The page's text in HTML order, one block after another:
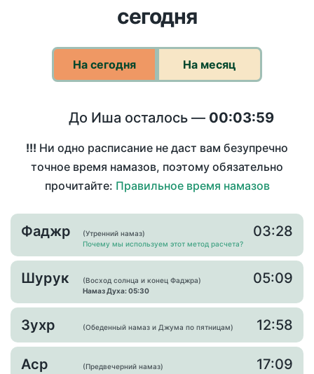
сегодня
На сегодня На месяц
До Иша осталось — 00:03:59
!!! Ни одно расписание не даст вам безупречно
точное время намазов, поэтому обязательно
прочитайте: Правильное время намазов
Фаджр
(Утренний намаз)
Почему мы используем этот метод расчета?
03:28
Шурук
(Восход солнца и конец Фаджра)
Намаз Духа: 05:30
05:09
Зухр (Обеденный намаз и Джума по пятницам) 12:58
Аср (Предвечерний намаз) 17:09